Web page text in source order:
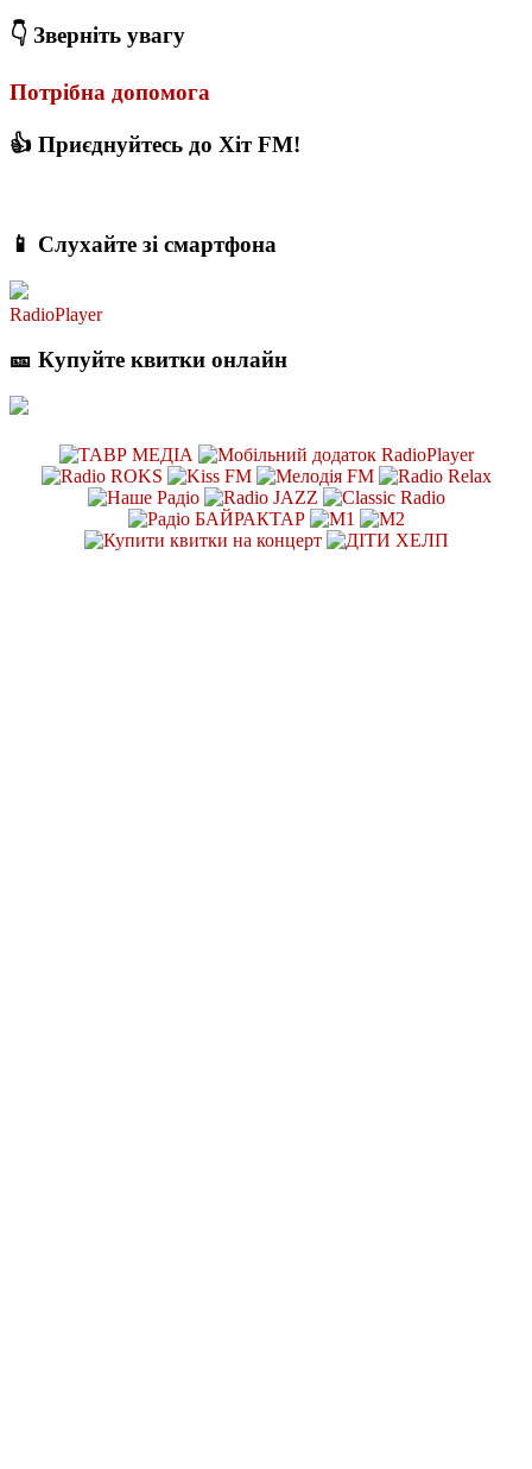
👇 Зверніть увагу
Потрібна допомога
👍 Приєднуйтесь до Хіт FM!
📱 Слухайте зі смартфона
RadioPlayer
🎫 Купуйте квитки онлайн